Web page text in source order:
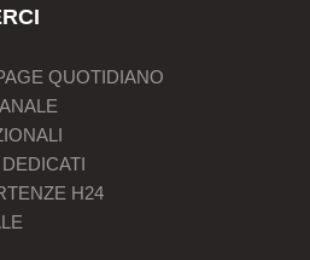
QUOTIDIANO
H24